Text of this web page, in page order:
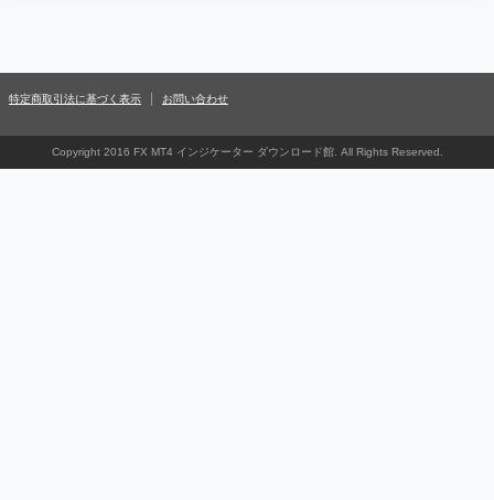
特定商取引法に基づく表示 お問い合わせ
Copyright 2016 FX MT4 インジケーター ダウンロード館. All Rights Reserved.